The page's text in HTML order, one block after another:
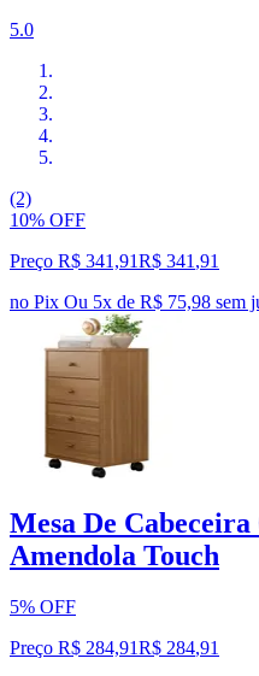
5.0
(2)
10% OFF
Preço R$ 341,91R$ 341 ,91
no Pix Ou 5x de R$ 75,98 sem
Mesa De Cabeceira
Amendola Touch
5% OFF
Preço R$ 284,91R$ 284,91